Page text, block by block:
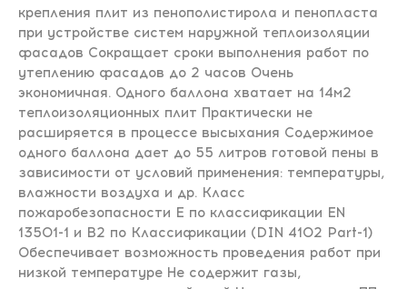
крепления плит из пенополистирола и пенопласта
при устройстве систем наружной теплоизоляции
фасадов Сокращает сроки выполнения работ по
утеплению фасадов до 2 часов Очень
экономичная. Одного баллона хватает на 14м2
теплоизоляционных плит Практически не
расширяется в процессе высыхания Содержимое
одного баллона дает до 55 литров готовой пены в
зависимости от условий применения: температуры,
влажности воздуха и др. Класс
пожаробезопасности E по классификации EN
13501-1 и В2 по Классификации (DIN 4102 Part-1)
Обеспечивает возможность проведения работ при
низкой температуре Не содержит газы,